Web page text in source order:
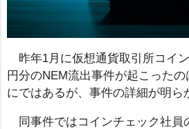
昨年1月に仮想通貨取引所コイ
円分のNEM流出事件が起こった
にではあるが、事件の詳細が明ら
同事件ではコインチェック社員